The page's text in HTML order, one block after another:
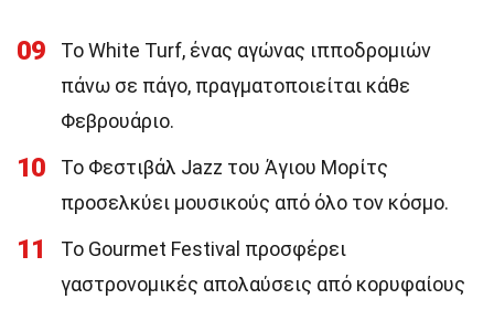
09
Το White Turf, ένας αγώνας ιπποδρομιών
πάνω σε πάγο, πραγματοποιείται κάθε
Φεβρουάριο.
10
Το Φεστιβάλ Jazz του Άγιου Μορίτς
προσελκύει μουσικούς από όλο τον κόσμο.
11
Το Gourmet Festival προσφέρει
γαστρονομικές απολαύσεις από κορυφαίους